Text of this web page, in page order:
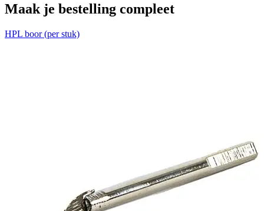
Maak je bestelling compleet
HPL boor (per stuk)